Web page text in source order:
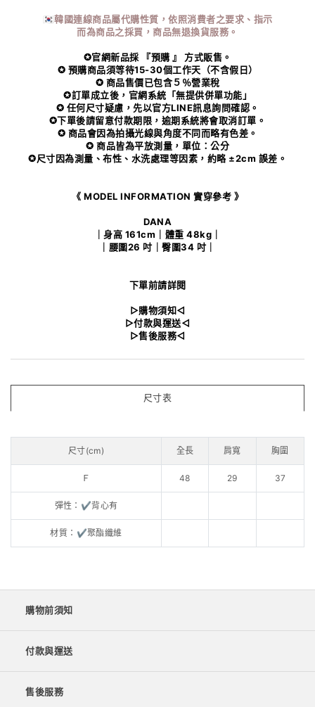
🇰🇷韓國連線商品屬代購性質，依照消費者之要求、指示
而為商品之採買，商品無退換貨服務。
✪官網新品採 『預購 』 方式販售。
✪ 預購商品須等待15-30個工作天（不含假日）
✪ 商品售價已包含５％營業稅
✪訂單成立後，官網系統「無提供併單功能」
✪ 任何尺寸疑慮，先以官方LINE訊息詢問確認。
✪下單後請留意付款期限，逾期系統將會取消訂單。
✪ 商品會因為拍攝光線與角度不同而略有色差。
✪ 商品皆為平放測量，單位：公分
✪尺寸因為測量、布性、水洗處理等因素，約略 ±2cm 誤差。
《 MODEL INFORMATION 實穿參考 》
DANA
｜身高 161cm｜體重 48kg｜
｜腰圍26 吋｜臀圍34 吋｜
下單前請詳閱
▻購物須知◅
▻付款與運送◅
▻售後服務◅
尺寸表
尺寸(cm) 全長 肩寬 胸圍
Ｆ 48 29 37
彈性：✔️背心有
材質：✔️聚酯纖維
購物前須知
付款與運送
售後服務